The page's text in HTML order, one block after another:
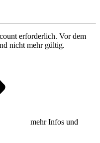
erforderlich. Vor dem
nicht mehr gültig.
mehr Infos und